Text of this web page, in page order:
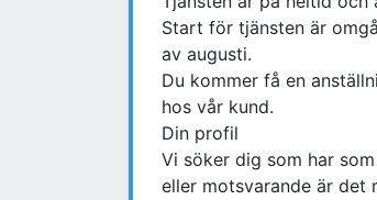
Start för tjänsten är
av augusti.
Du kommer få en
hos vår kund.
Din profil
Vi söker dig som har
eller motsvarande är det